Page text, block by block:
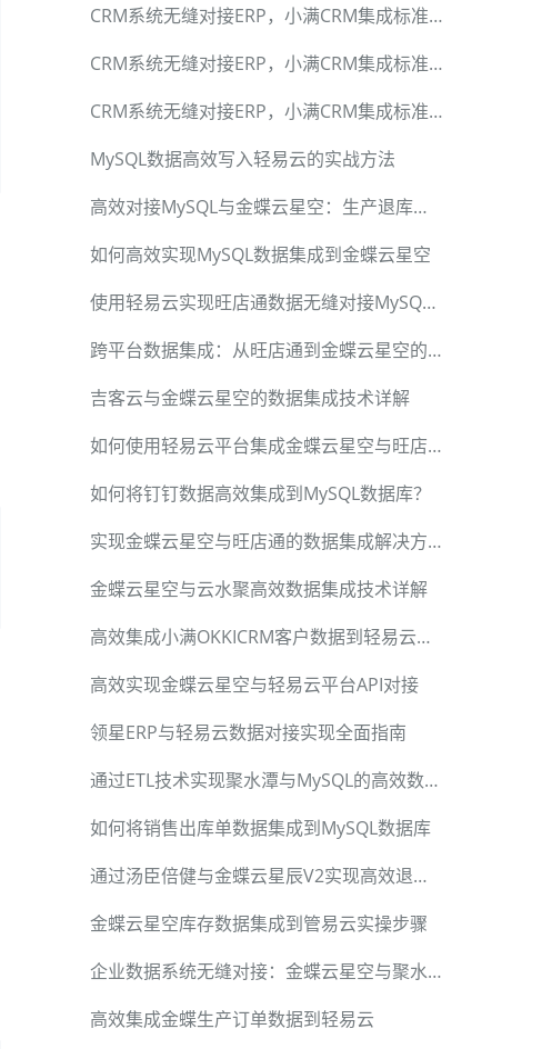
CRM系统无缝对接ERP，小满CRM集成标准套件
CRM系统无缝对接ERP，小满CRM集成标准套件
CRM系统无缝对接ERP，小满CRM集成标准套件
MySQL数据高效写入轻易云的实战方法
高效对接MySQL与金蝶云星空：生产退库单的ETL实施方案
如何高效实现MySQL数据集成到金蝶云星空
使用轻易云实现旺店通数据无缝对接MySQL的技术方案
跨平台数据集成：从旺店通到金蝶云星空的无缝对接
吉客云与金蝶云星空的数据集成技术详解
如何使用轻易云平台集成金蝶云星空与旺店通系统
如何将钉钉数据高效集成到MySQL数据库？
实现金蝶云星空与旺店通的数据集成解决方案
金蝶云星空与云水聚高效数据集成技术详解
高效集成小满OKKICRM客户数据到轻易云平台的技术方案
高效实现金蝶云星空与轻易云平台API对接
领星ERP与轻易云数据对接实现全面指南
通过ETL技术实现聚水潭与MySQL的高效数据集成
如何将销售出库单数据集成到MySQL数据库
通过汤臣倍健与金蝶云星辰V2实现高效退货入库管理
金蝶云星空库存数据集成到管易云实操步骤
企业数据系统无缝对接：金蝶云星空与聚水潭入库单集成方案详解
高效集成金蝶生产订单数据到轻易云